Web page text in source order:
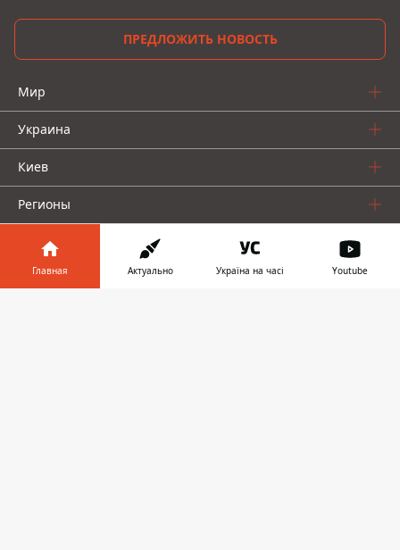
ПРЕДЛОЖИТЬ НОВОСТЬ
Мир
Украина
Киев
Регионы
Деньги
Шоу-биз
Главная Актуально Україна на часі Youtube